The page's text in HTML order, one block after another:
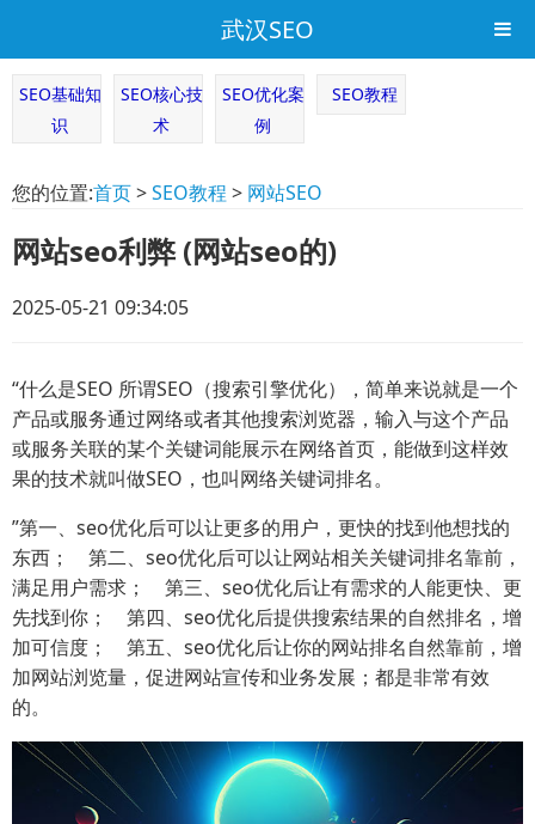
武汉SEO
SEO基础知
识
SEO核心技
术
SEO优化案
例
SEO教程
您的位置:首页>SEO教程 > 网站SEO
网站seo利弊 (网站seo的)
2025-05-21 09:34:05
“什么是SEO 所谓SEO（搜索引擎优化），简单来说就是一个
产品或服务通过网络或者其他搜索浏览器，输入与这个产品
或服务关联的某个关键词能展示在网络首页，能做到这样效
果的技术就叫做SEO，也叫网络关键词排名。
”第一、seo优化后可以让更多的用户，更快的找到他想找的
东西； 第二、seo优化后可以让网站相关关键词排名靠前，
满足用户需求； 第三、seo优化后让有需求的人能更快、更
先找到你； 第四、seo优化后提供搜索结果的自然排名，增
加可信度； 第五、seo优化后让你的网站排名自然靠前，增
加网站浏览量，促进网站宣传和业务发展；都是非常有效
的。